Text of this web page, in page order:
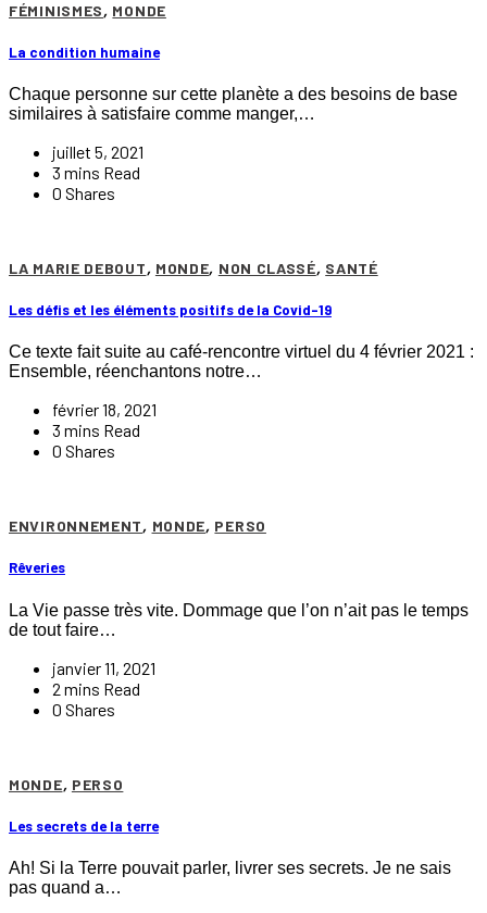
FÉMINISMES, MONDE
La condition humaine
Chaque personne sur cette planète a des besoins de base
similaires à satisfaire comme manger,…
juillet 5, 2021
3 mins Read
0 Shares
LA MARIE DEBOUT, MONDE, NON CLASSÉ, SANTÉ
Les défis et les éléments positifs de la Covid-19
Ce texte fait suite au café-rencontre virtuel du 4 février 2021 :
Ensemble, réenchantons notre…
février 18, 2021
3 mins Read
0 Shares
ENVIRONNEMENT, MONDE, PERSO
Rêveries
La Vie passe très vite. Dommage que l’on n’ait pas le temps
de tout faire…
janvier 11, 2021
2 mins Read
0 Shares
MONDE, PERSO
Les secrets de la terre
Ah! Si la Terre pouvait parler, livrer ses secrets. Je ne sais
pas quand a…